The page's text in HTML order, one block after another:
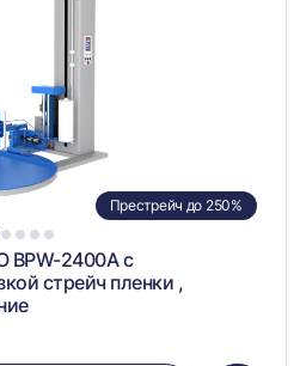
2 3 4 5
Престрейч до 250%
BPW-2400A с
стрейч пленки ,